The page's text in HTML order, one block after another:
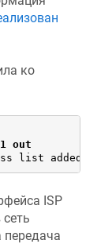
ко
out
list added to
ISP
передача